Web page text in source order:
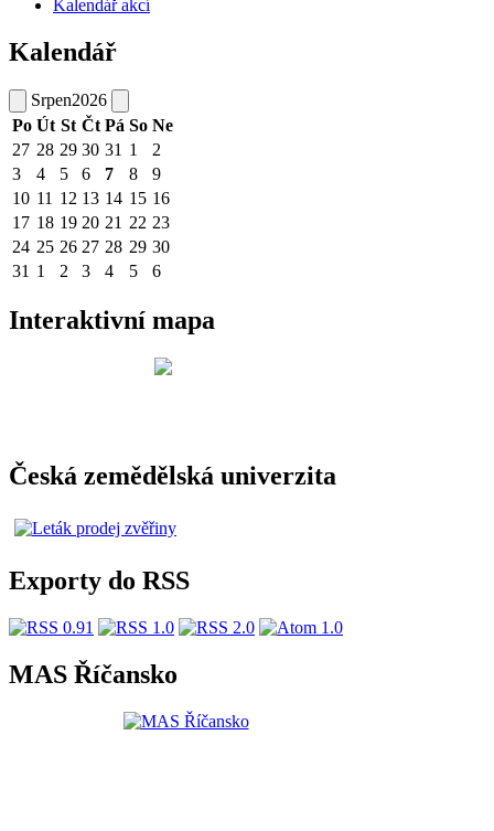
Kalendář akcí
Kalendář
Srpen2026
Po Út St Čt Pá So Ne
27 28 29 30 31 1
2
3
4 5 6 7 8
9
10 11 12 13 14 15 16
17 18 19 20 21 22 23
24 25 26 27 28 29 30
31 1 2 3 4 5 6
Interaktivní mapa
Česká zemědělská univerzita
Exporty do RSS
MAS Říčansko